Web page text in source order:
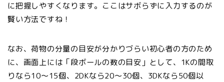
に把握しやすくなります。ここはサボらずに入力するのが
賢い方法ですね！
なお、荷物の分量の目安が分かりづらい初心者の方のため
に、画面上には「段ボールの数の目安」として、1Kの間取
りなら10～15個、2DKなら20～30個、3DKなら50個以